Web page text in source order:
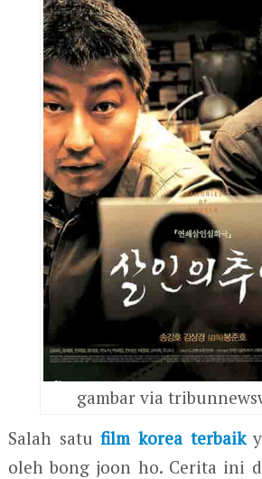
gambar via
Salah satufilm korea terbaik
oleh bong joon ho. Cerita ini